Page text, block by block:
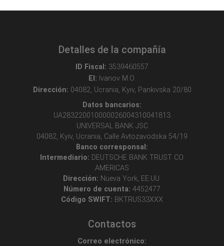
Detalles de la compañía
ID Fiscal: 3539460557
EI: Ivanov M.O.
Dirección: 04082, Ucrania, Kyiv, Pankivska 20/80
Datos bancarios:
UA283220010000026004310041813
UNIVERSAL BANK JSC
04082, Kyiv, Ucrania, Calle Avtozavodska 54/19
Banco corresponsal:
Intermediario: DEUTSCHE BANK TRUST CO.
AMERICAS
Dirección: Nueva York, EE.UU.
Número de cuenta: 4452477
Código SWIFT: BKTRUS33XXX
Contactos
Correo electrónico: